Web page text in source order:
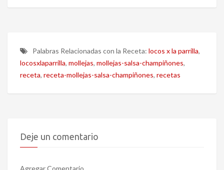
Palabras Relacionadas con la Receta: locos x la parrilla,
locosxlaparrilla, mollejas, mollejas-salsa-champiñones,
receta, receta-mollejas-salsa-champiñones, recetas
Deje un comentario